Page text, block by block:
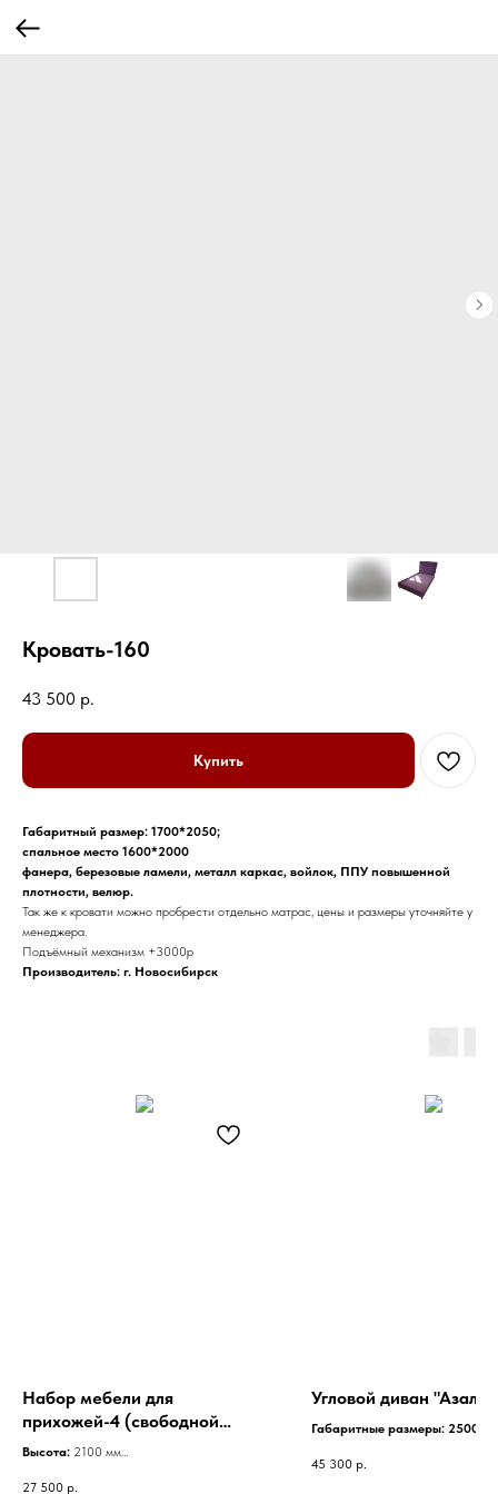
Кровать-160
43 500 р.
Купить
Габаритный размер: 1700*2050;
спальное место 1600*2000
фанера, березовые ламели, металл каркас, войлок, ППУ повышенной
плотности, велюр.
Так же к кровати можно пробрести отдельно матрас, цены и размеры уточняйте у
менеджера.
Подъёмный механизм +3000р
Производитель: г. Новосибирск
Набор мебели для
прихожей-4 (свободной
комплектации)
Высота: 2100 мм
27 500 р.
Угловой диван
Габаритные размеры:
Наполнение: Независимый
45 300 р.